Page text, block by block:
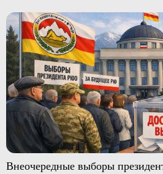
Внеочередные выборы